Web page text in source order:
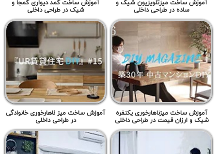
آموزش ساخت میزتلویزیون شیک و
ساده در طراحی داخلی
آموزش ساخت کمد دیواری کمجا و
شیک در طراحی داخلی
آموزش ساخت میزناهارخوری یکنفره
شیک و ارزان قیمت در طراحی داخلی
آموزش ساخت میز ناهارخوری خانوادگی
در طراحی داخلی